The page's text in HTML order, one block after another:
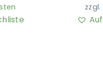
zzgl.